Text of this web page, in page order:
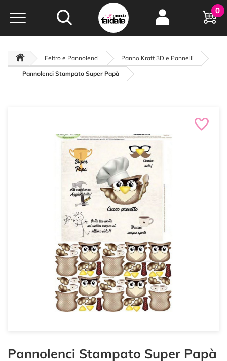
Hobby e
creatività...
oltre 15 anni online
0
Feltro e Pannolenci
Panno Kraft 3D e Pannelli
Pannolenci Stampato Super Papà
Pannolenci Stampato Super Papà